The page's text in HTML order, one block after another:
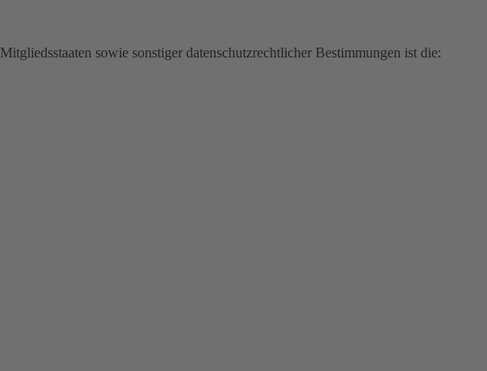
sowie sonstiger datenschutzrechtlicher Bestimmungen ist die: